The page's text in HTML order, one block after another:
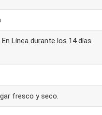
Línea durante los 14 días
fresco y seco.